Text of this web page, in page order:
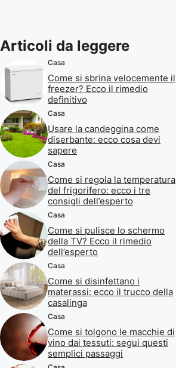
Articoli da leggere
Casa
Come si sbrina velocemente il
freezer? Ecco il rimedio
definitivo
Casa
Usare la candeggina come
diserbante: ecco cosa devi
sapere
Casa
Come si regola la temperatura
del frigorifero: ecco i tre
consigli dell’esperto
Casa
Come si pulisce lo schermo
della TV? Ecco il rimedio
dell’esperto
Casa
Come si disinfettano i
materassi: ecco il trucco della
casalinga
Casa
Come si tolgono le macchie di
vino dai tessuti: segui questi
semplici passaggi